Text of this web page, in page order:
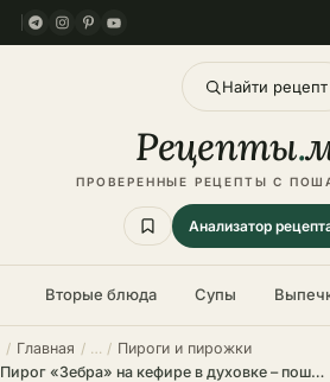
Найти рецепт
Рецепты.
ПРОВЕРЕННЫЕ РЕЦЕПТЫ С
Анализатор
Вторые блюда Супы
Главная
Пироги и пирожки
Пирог «Зебра» на кефире в духовке – пошаговый рецепт в домашних условиях